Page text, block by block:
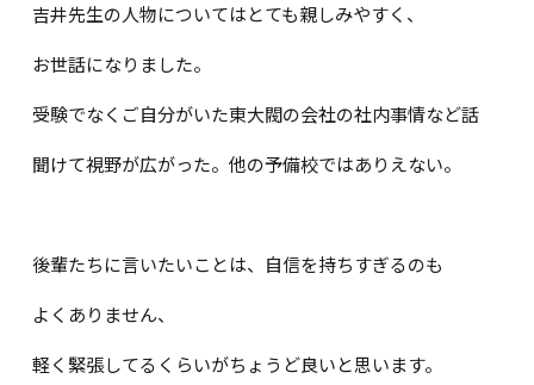
吉井先生の人物についてはとても親しみやすく、
お世話になりました。
受験でなくご自分がいた東大閥の会社の社内事情など話
聞けて視野が広がった。他の予備校ではありえない。
後輩たちに言いたいことは、自信を持ちすぎるのも
よくありません、
軽く緊張してるくらいがちょうど良いと思います。